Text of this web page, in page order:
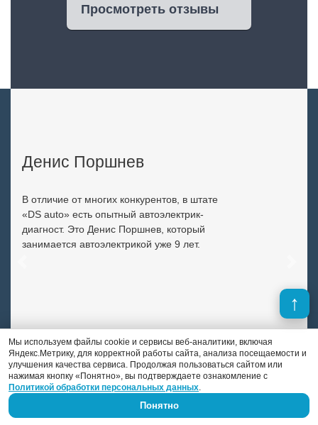
Просмотреть отзывы
Денис Поршнев
В отличие от многих конкурентов, в штате
«DS auto» есть опытный автоэлектрик-
диагност. Это Денис Поршнев, который
занимается автоэлектрикой уже 9 лет.
Мы используем файлы cookie и сервисы веб-аналитики, включая
Яндекс.Метрику, для корректной работы сайта, анализа посещаемости и
улучшения качества сервиса. Продолжая пользоваться сайтом или
нажимая кнопку «Понятно», вы подтверждаете ознакомление с
Политикой обработки персональных данных.
Понятно